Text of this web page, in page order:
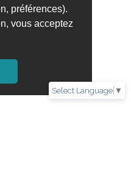
préférences).
vous acceptez
Select Language ▼